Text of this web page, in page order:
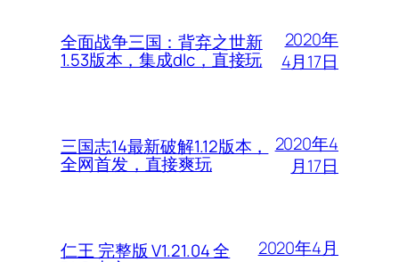
全面战争三国：背弃之世新
1.53版本，集成dlc，直接玩
2020年
4月17日
三国志14最新破解1.12版本，
全网首发，直接爽玩
2020年4
月17日
仁王 完整版 V1.21.04 全
2020年4月